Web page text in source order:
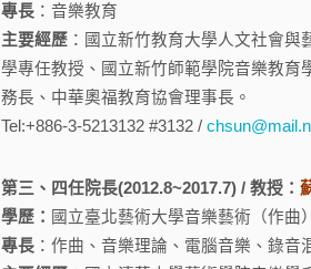
專長 ：音樂教育
主要經歷 ：國立新竹教育大學人文社會
學專任教授、國立新竹師範學院音樂教育
務長、中華奧福教育協會理事長。
Tel:+886-3-5213132 #3132 /
第三、四任院長(2012.8~2017.7) / 教授：
學歷： 國立臺北藝術大學音樂藝術（作曲
專長 ：作曲、音樂理論、電腦音樂、錄音